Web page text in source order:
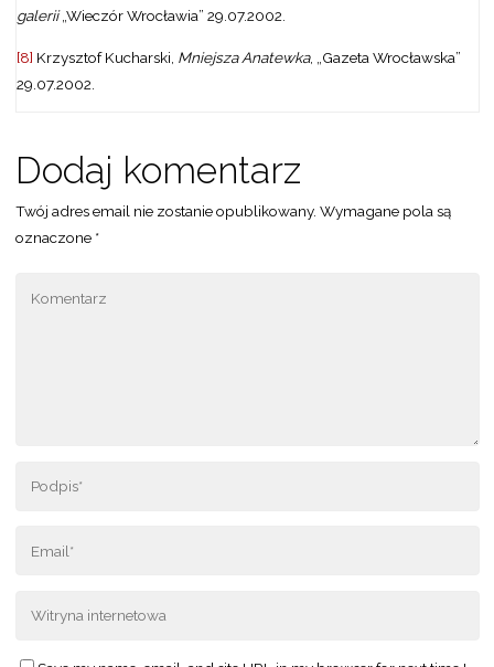
galerii„Wieczór Wrocławia” 29.07.2002.
[8] Krzysztof Kucharski, Mniejsza Anatewka, „Gazeta Wrocławska”
29.07.2002.
Dodaj komentarz
Twój adres email nie zostanie opublikowany. Wymagane pola są
oznaczone *